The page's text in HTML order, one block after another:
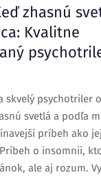
zhasnú
Kvalitne
skvelý psychotriler
svetlá a podľa
príbeh ako
o insomnii,
ale aj rozum.